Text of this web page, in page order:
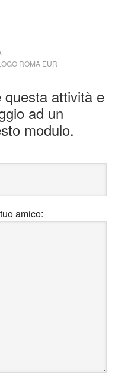
ROMA EUR
attività e
ad un
modulo.
amico: